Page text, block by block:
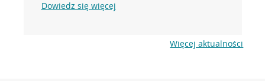
Dowiedz się więcej
Więcej aktualności